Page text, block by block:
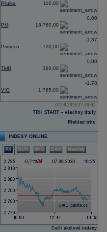
Pilulka 110,00
PM 18 760,00
0,00
Primoco 720,00
-1,37
TMR 360,00
0,00
VIG 1 765,00
-1,78
07.08.2026 17:00:02
TRH START – všechny tituly
Přehled trhu
INDEXY ONLINE
PX BUX WIG DAX Nasdaq
Další akciové indexy